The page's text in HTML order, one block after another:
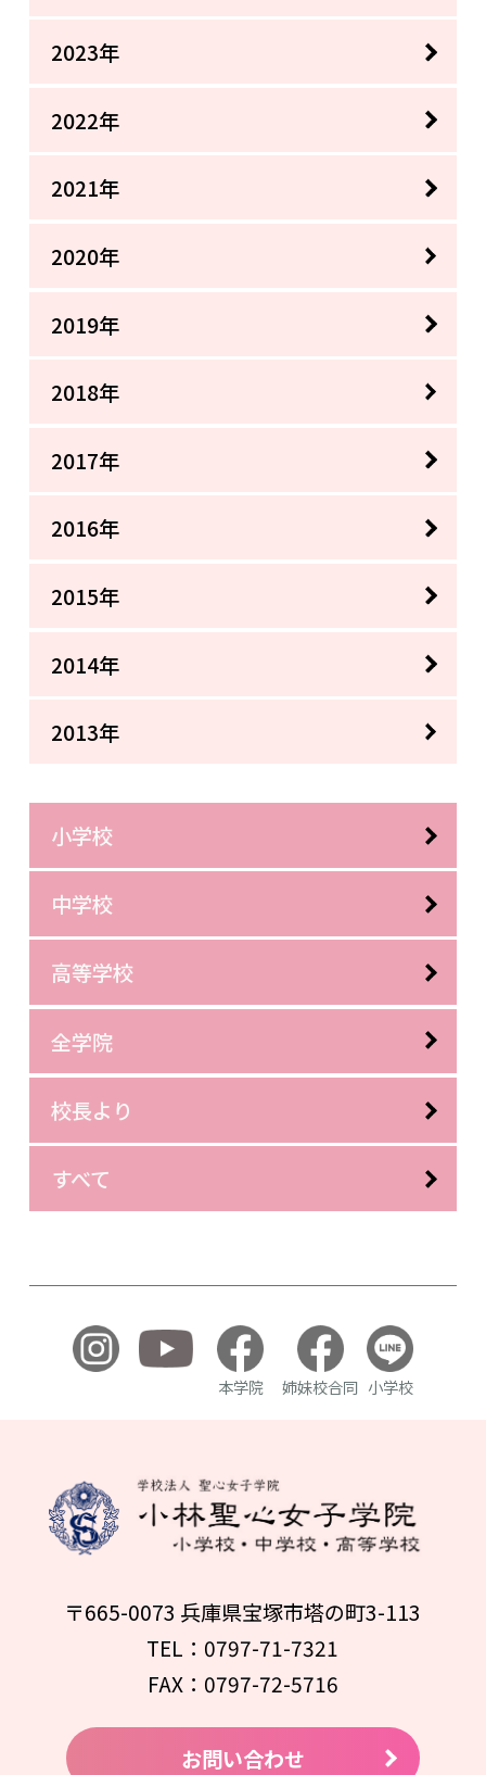
2023年
2022年
2021年
2020年
2019年
2018年
2017年
2016年
2015年
2014年
2013年
小学校
中学校
高等学校
全学院
校長より
すべて
本学院 姉妹校合同 小学校
〒665-0073 兵庫県宝塚市塔の町3-113
TEL：0797-71-7321
FAX：0797-72-5716
お問い合わせ